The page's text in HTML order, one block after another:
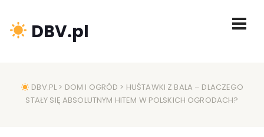
DBV.pl
DBV.PL > DOM I OGRÓD > HUŚTAWKI Z BALA – DLACZEGO
STAŁY SIĘ ABSOLUTNYM HITEM W POLSKICH OGRODACH?